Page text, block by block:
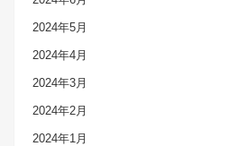
2024年5月
2024年4月
2024年3月
2024年2月
2024年1月